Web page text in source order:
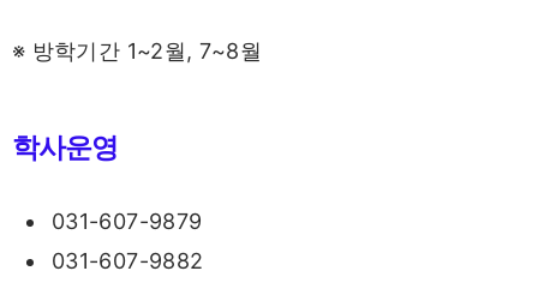
※ 방학기간 1~2월, 7~8월
학사운영
031-607-9879
031-607-9882